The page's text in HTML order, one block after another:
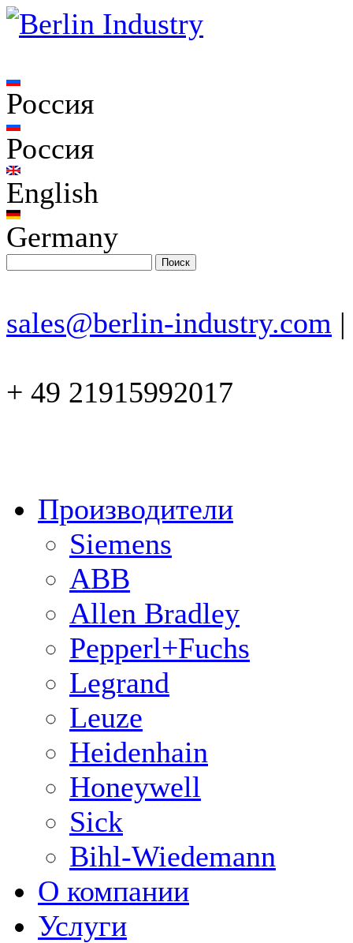
Россия
Россия
English
Germany
sales@berlin-industry.com |
+ 49 21915992017
Производители
Siemens
ABB
Allen Bradley
Pepperl+Fuchs
Legrand
Leuze
Heidenhain
Honeywell
Sick
Bihl-Wiedemann
О компании
Услуги